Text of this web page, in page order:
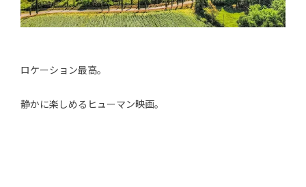
ロケーション最高。
静かに楽しめるヒューマン映画。